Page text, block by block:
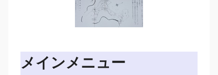
メインメニュー